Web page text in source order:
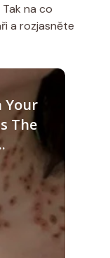
na co
a rozjasněte
Your
The